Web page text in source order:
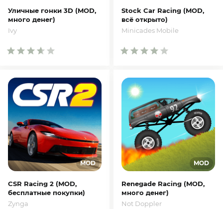
Уличные гонки 3D (MOD,
много денег)
Ivy
Stock Car Racing (MOD,
всё открыто)
Minicades Mobile
CSR Racing 2 (MOD,
бесплатные покупки)
Zynga
Renegade Racing (MOD,
много денег)
Not Doppler